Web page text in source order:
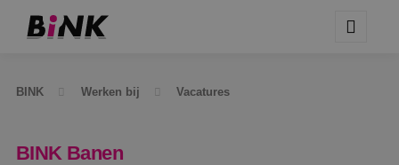
BINK Werken bij Vacatures
BINK Banen